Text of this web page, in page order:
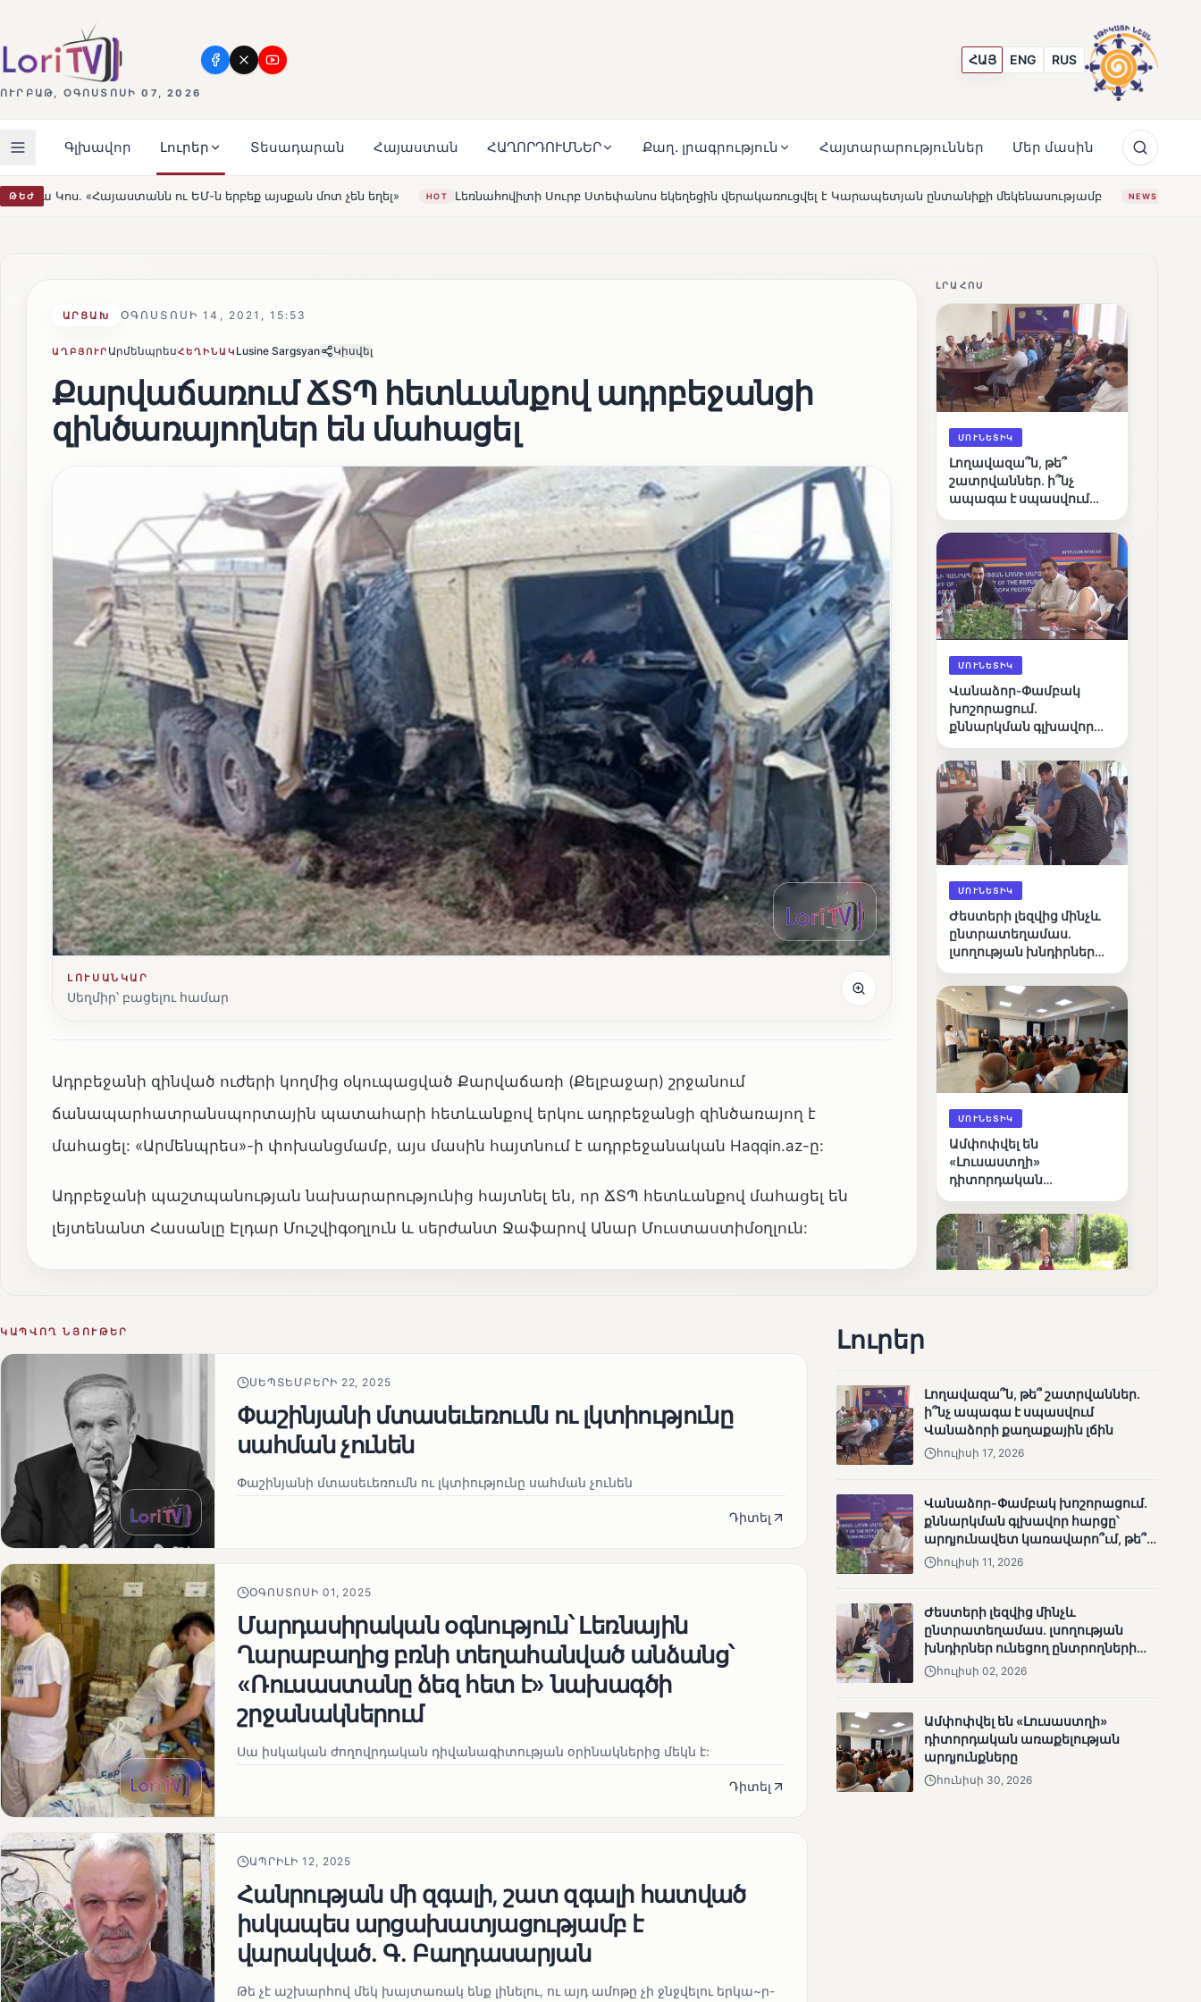
ՈՒՐԲԱԹ, ՕԳՈՍՏՈՍԻ 07, 2026
ՀԱՅ ENG RUS
Գլխավոր Լուրեր Տեսադարան Հայաստան ՀԱՂՈՐԴՈՒՄՆԵՐ Քաղ. լրագրություն Հայտարարություններ Մեր մասին
ԹԵԺԵՄ-ն երբեք այսքան մոտ չեն եղել» HOT Լեռնահովիտի Սուրբ Ստեփանոս եկեղեցին վերակառուցվել է Կարապետյան ընտանիքի մեկենասությամբ NEWS Լողավազա՞ն, թե՞
ԱՐՑԱԽ ՕԳՈՍՏՈՍԻ 14, 2021, 15:53
ԱՂԲՅՈՒՐ ԱրմենպրեսՀԵՂԻՆԱԿ Lusine Sargsyan Կիսվել
Քարվաճառում ՃՏՊ հետևանքով ադրբեջանցի
զինծառայողներ են մահացել
ԼՈՒՍԱՆԿԱՐ
Սեղմիր՝ բացելու համար
Ադրբեջանի զինված ուժերի կողմից օկուպացված Քարվաճառի (Քելբաջար) շրջանում
ճանապարհատրանսպորտային պատահարի հետևանքով երկու ադրբեջանցի զինծառայող է
մահացել: «Արմենպրես»-ի փոխանցմամբ, այս մասին հայտնում է ադրբեջանական Haqqin.az-ը:
Ադրբեջանի պաշտպանության նախարարությունից հայտնել են, որ ՃՏՊ հետևանքով մահացել են
լեյտենանտ Հասանլը Էլդար Մուշվիգօղլուն և սերժանտ Ջաֆարով Անար Մուստաստիմօղլուն:
ԼՐԱՀՈՍ
ՄՈՒՆԵՏԻԿ
Լողավազա՞ն, թե՞
շատրվաններ. ի՞նչ
ապագա է սպասվում
լճին
ՄՈՒՆԵՏԻԿ
Վանաձոր-Փամբակ
խոշորացում.
քննարկման գլխավոր
կառավարո՞ւմ, թե՞
քաղաքական նպատակ
ՄՈՒՆԵՏԻԿ
Ժեստերի լեզվից մինչև
ընտրատեղամաս.
լսողության խնդիրներ
ճանապարհը
ՄՈՒՆԵՏԻԿ
Ամփոփվել են
«Լուսաստղի»
դիտորդական
արդյունքները
որոշում կայացնող
ՄՈՒՆԵՏԻԿ
անհետացած
անչափահասների
որոնողական
աշխատանքները
ՄՈՒՆԵՏԻԿ
ԿԱՊՎՈՂ ՆՅՈՒԹԵՐ
ՍԵՊՏԵՄԲԵՐԻ 22, 2025
Փաշինյանի մտասեւեռումն ու լկտիությունը
սահման չունեն
Փաշինյանի մտասեւեռումն ու լկտիությունը սահման չունեն
Դիտել
ՕԳՈՍՏՈՍԻ 01, 2025
Մարդասիրական օգնություն՝ Լեռնային
Ղարաբաղից բռնի տեղահանված անձանց՝
«Ռուսաստանը ձեզ հետ է» նախագծի
շրջանակներում
Սա իսկական ժողովրդական դիվանագիտության օրինակներից մեկն է:
Դիտել
ԱՊՐԻԼԻ 12, 2025
Հանրության մի զգալի, շատ զգալի հատված
իսկապես արցախատյացությամբ է
վարակված․ Գ․ Բաղդասարյան
Թե չէ աշխարհով մեկ խայտառակ ենք լինելու, ու այդ ամոթը չի ջնջվելու երկա~ր-
Լուրեր
Լողավազա՞ն, թե՞ շատրվաններ.
ի՞նչ ապագա է սպասվում
Վանաձորի քաղաքային լճին
հուլիսի 17, 2026
Վանաձոր-Փամբակ խոշորացում.
քննարկման գլխավոր հարցը՝
արդյունավետ կառավարո՞ւմ, թե՞
քաղաքական նպատակ
հուլիսի 11, 2026
Ժեստերի լեզվից մինչև
ընտրատեղամաս. լսողության
խնդիրներ ունեցող ընտրողների
ճանապարհը
հուլիսի 02, 2026
Ամփոփվել են «Լուսաստղի»
դիտորդական առաքելության
արդյունքները
հունիսի 30, 2026